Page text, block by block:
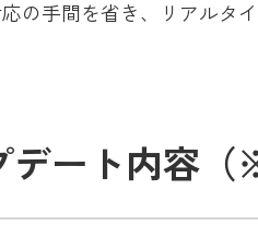
の手間を省き、リアルタ
ート内容（